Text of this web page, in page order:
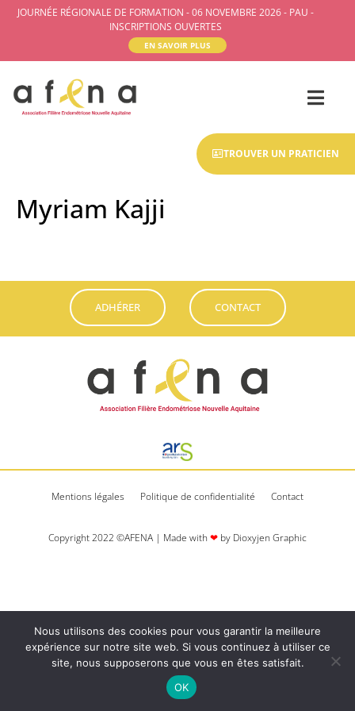
JOURNÉE RÉGIONALE DE FORMATION - 06 NOVEMBRE 2026 - PAU -
INSCRIPTIONS OUVERTES
EN SAVOIR PLUS
TROUVER UN PRATICIEN
Myriam Kajji
ADHÉRER CONTACT
Mentions légales Politique de confidentialité Contact
Copyright 2022 ©AFENA | Made with ❤ by Dioxyjen Graphic​​
Nous utilisons des cookies pour vous garantir la meilleure
expérience sur notre site web. Si vous continuez à utiliser ce
site, nous supposerons que vous en êtes satisfait.
OK